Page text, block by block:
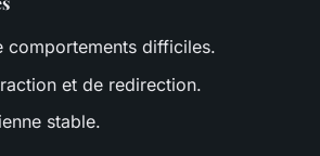
comportements difficiles.
et de redirection.
stable.